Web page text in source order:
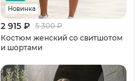
Новинка
2 915 ₽ 5 300₽
Костюм женский со свитшотом
и шортами